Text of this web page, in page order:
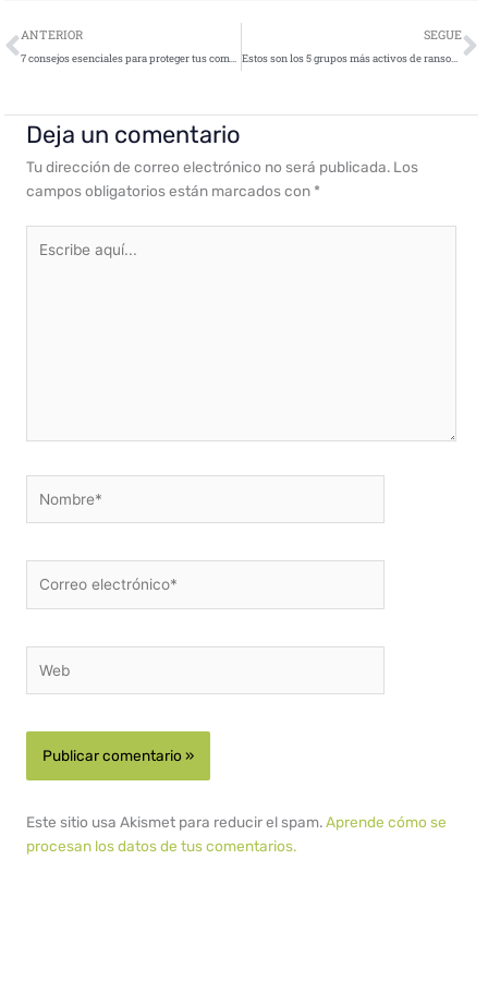
Ant
ANTERIOR
7 consejos esenciales para proteger tus compras en línea de estafas y fraudes
SEGUE
Estos son los 5 grupos más activos de ransomware en América Latina
Deja un comentario
Tu dirección de correo electrónico no será publicada. Los
campos obligatorios están marcados con *
aquí...
electrónico*
Este sitio usa Akismet para reducir el spam.Aprende cómo se
procesan los datos de tus comentarios.